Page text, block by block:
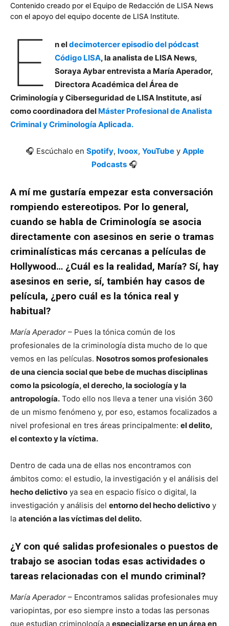
Contenido creado por el Equipo de Redacción de LISA News
con el apoyo del equipo docente de LISA Institute.
E neldecimotercer episodio del pódcast
Código LISA, la analista de LISA News,
Soraya Aybar entrevista a María Aperador,
Directora Académica del Área de
Criminología y Ciberseguridad de LISA Institute, así
como coordinadora del Máster Profesional de Analista
Criminal y Criminología Aplicada.
🎧 Escúchalo en Spotify, Ivoox, YouTubey Apple
Podcasts 🎧
A mí me gustaría empezar esta conversación
rompiendo estereotipos. Por lo general,
cuando se habla de Criminología se asocia
directamente con asesinos en serie o tramas
criminalísticas más cercanas a películas de
Hollywood… ¿Cuál es la realidad, María? Sí, hay
asesinos en serie, sí, también hay casos de
película, ¿pero cuál es la tónica real y
habitual?
María Aperador – Pues la tónica común de los
profesionales de la criminología dista mucho de lo que
vemos en las películas. Nosotros somos profesionales
de una ciencia social que bebe de muchas disciplinas
como la psicología, el derecho, la sociología y la
antropología. Todo ello nos lleva a tener una visión 360
de un mismo fenómeno y, por eso, estamos focalizados a
nivel profesional en tres áreas principalmente: el delito,
el contexto y la víctima.
Dentro de cada una de ellas nos encontramos con
ámbitos como: el estudio, la investigación y el análisis del
hecho delictivo ya sea en espacio físico o digital, la
investigación y análisis del entorno del hecho delictivo y
la atención a las víctimas del delito.
¿Y con qué salidas profesionales o puestos de
trabajo se asocian todas esas actividades o
tareas relacionadas con el mundo criminal?
María Aperador – Encontramos salidas profesionales muy
variopintas, por eso siempre insto a todas las personas
que estudian criminología a especializarse en un área en